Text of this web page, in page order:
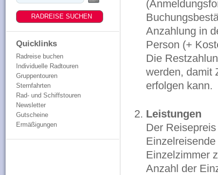
Quicklinks
Radreise buchen
Individuelle Radtouren
Gruppentouren
Sternfahrten
Rad- und Schiffstouren
Newsletter
Gutscheine
Ermäßigungen
Anzahlung in
Person (+
Die
werden, damit
erfolgen kann.
Leistungen
Der
Einzelzimmer
Anzahl der